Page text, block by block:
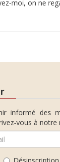
moi, on ne
informé des
vous à notre